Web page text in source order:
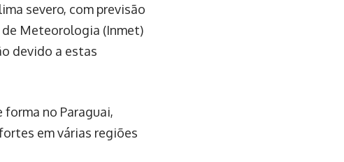
severo, com previsão
Meteorologia (Inmet)
devido a estas
no Paraguai,
em várias regiões